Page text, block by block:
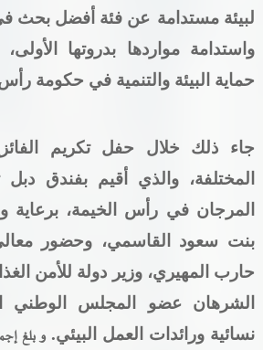
خدمات الأفراد
خدمات الشركات
خدمات الموظفين
المكتبة الإلكترونية
لبيئة مستدامة
عن فئة أفضل بحث في
واستدامة مواردها بدروتها
حماية البيئة والتنمية في حكومة
جاء ذلك خلال حفل تكريم الفائزين
المختلفة، والذي أقيم بفندق
المرجان في رأس الخيمة، برعاية
بنت سعود القاسمي، وحضور
حارب المهيري، وزير دولة للأمن
الشرهان عضو المجلس الوطني
نسائية ورائدات العمل البيئي. و بلغ